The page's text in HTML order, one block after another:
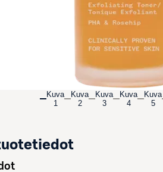
Kuva
1
Kuva
2
Kuva
3
Kuva
4
Kuva
5